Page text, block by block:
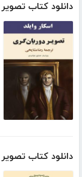
دانلود کتاب
دانلود کتاب